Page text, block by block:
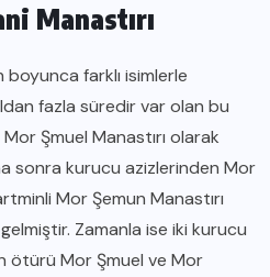
Manastırı
boyunca farklı isimlerle
fazla süredir var olan bu
Şmuel Manastırı olarak
sonra kurucu azizlerinden Mor
Mor Şemun Manastırı
Zamanla ise iki kurucu
ötürü Mor Şmuel ve Mor